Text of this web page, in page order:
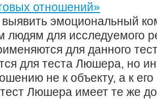
отношений»
выявить эмоциональный
людям для исследуемого
для данного
для теста Люшера, но
не к объекту, а к
тест Люшера имеет те же